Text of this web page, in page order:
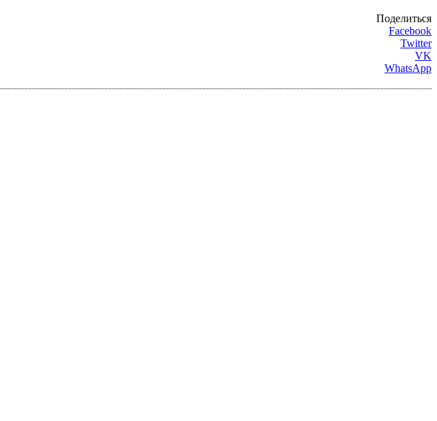
Поделиться
Facebook
Twitter
VK
WhatsApp